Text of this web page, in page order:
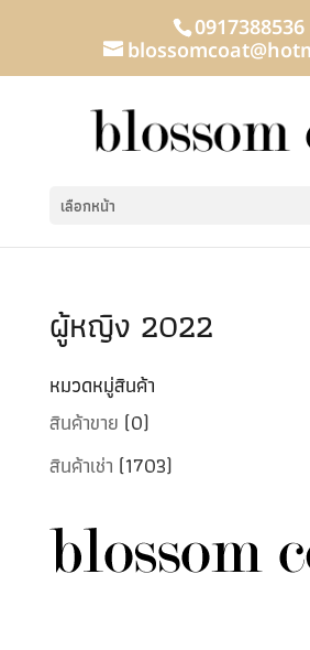
0917388536
เลือกหน้า
ผู้หญิง 2022
หมวดหมู่สินค้า
สินค้าขาย (0)
สินค้าเช่า (1703)